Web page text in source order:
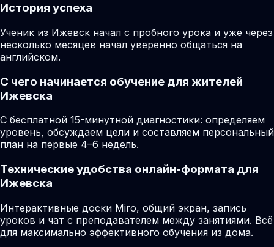
История успеха
Ученик из Ижевск начал с пробного урока и уже через
несколько месяцев начал уверенно общаться на
английском.
С чего начинается обучение для жителей
Ижевска
С бесплатной 15-минутной диагностики: определяем
уровень, обсуждаем цели и составляем персональный
план на первые 4–6 недель.
Технические удобства онлайн-формата для
Ижевска
Интерактивные доски Miro, общий экран, запись
уроков и чат с преподавателем между занятиями. Всё
для максимально эффективного обучения из дома.